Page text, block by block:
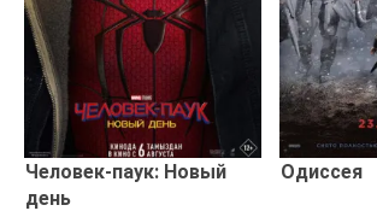
Человек-паук: Новый
день
Одиссея